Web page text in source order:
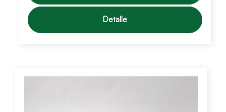
Detalle